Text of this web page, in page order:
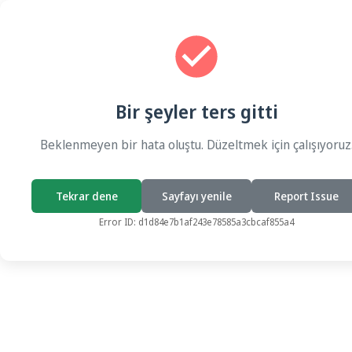
Bir şeyler ters gitti
Beklenmeyen bir hata oluştu. Düzeltmek için
Tekrar dene Sayfayı yenile Report Issue
Error ID: d1d84e7b1af243e78585a3cbcaf855a4